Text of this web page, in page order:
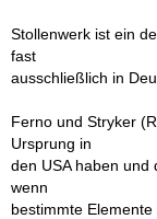
Stollenwerk ist ein
fast
ausschließlich in
Ferno und Stryker
Ursprung in
den USA haben und
wenn
bestimmte